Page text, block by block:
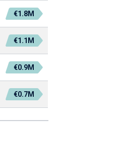
€1.8M
€1.1M
€0.9M
€0.7M